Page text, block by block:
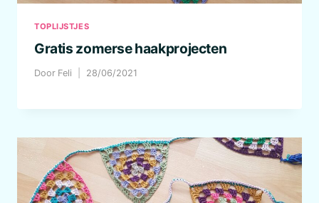
TOPLIJSTJES
Gratis zomerse haakprojecten
Door Feli 28/06/2021